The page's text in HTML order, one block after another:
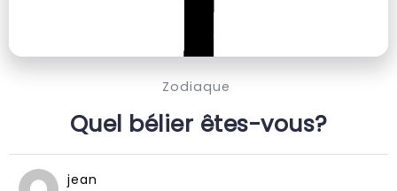
Zodiaque
Quel bélier êtes-vous?
jean